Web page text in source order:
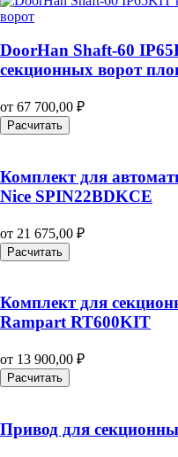
DoorHan Shaft-60
секционных ворот
от 67 700,00 ₽
Расчитать
Комплект для
Nice SPIN22BDKCE
от 21 675,00 ₽
Расчитать
Комплект для
Rampart RT600KIT
от 13 900,00 ₽
Расчитать
Привод для